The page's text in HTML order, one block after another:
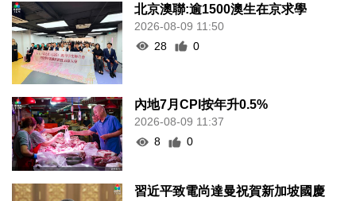
北京澳聯:逾1500澳生在京求學
2026-08-09 11:50
28
0
內地7月CPI按年升0.5%
2026-08-09 11:37
8
0
習近平致電尚達曼祝賀新加坡國慶